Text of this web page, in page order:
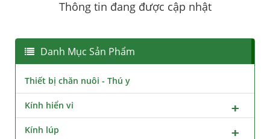
Thông tin đang được cập nhật
Danh Mục Sản Phẩm
Thiết bị chăn nuôi - Thú y
Kính hiển vi
Kính lúp